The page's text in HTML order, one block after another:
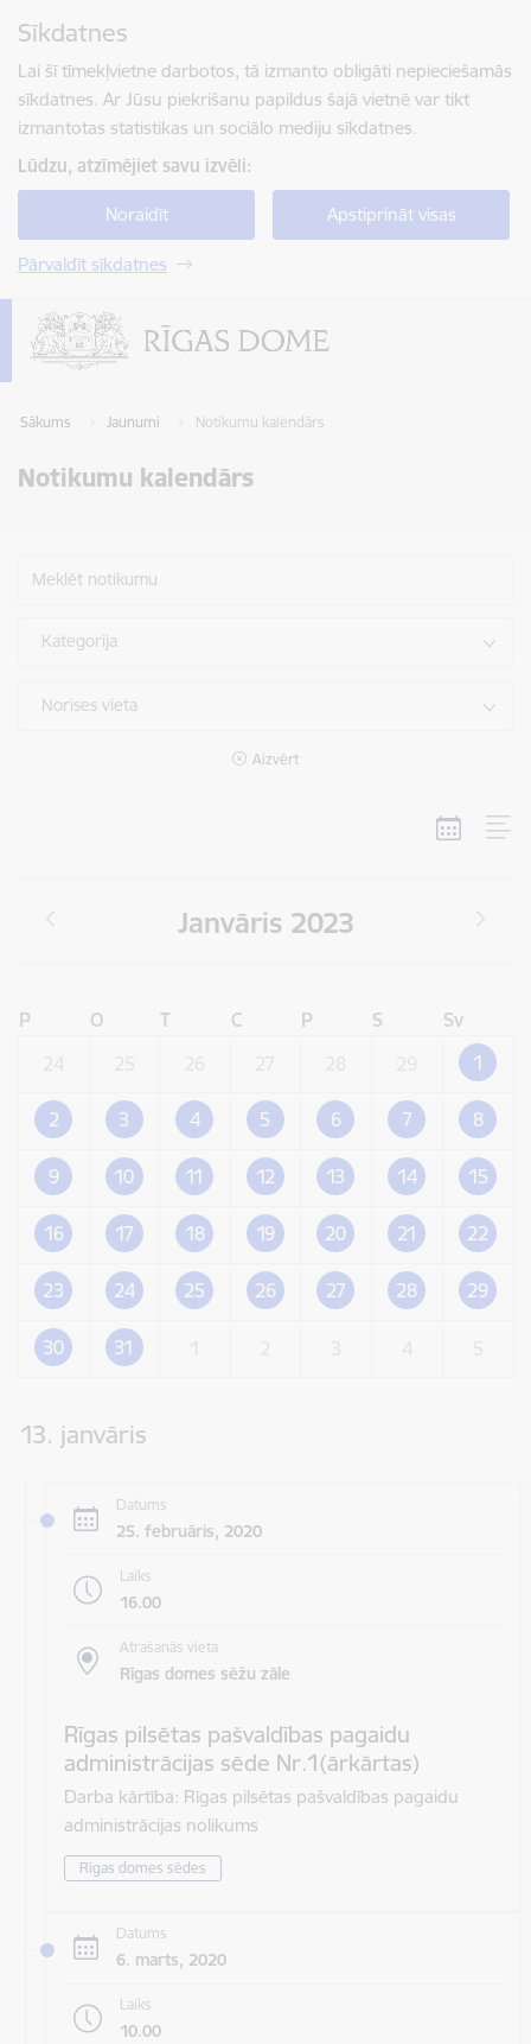
Sīkdatnes
Lai šī tīmekļvietne darbotos, tā izmanto obligāti nepieciešamās
sīkdatnes. Ar Jūsu piekrišanu papildus šajā vietnē var tikt
izmantotas statistikas un sociālo mediju sīkdatnes.
Lūdzu, atzīmējiet savu izvēli:
Noraidīt Apstiprināt visas
Pārvaldīt sīkdatnes
Sākums Jaunumi Notikumu kalendārs
Notikumu kalendārs
Meklēt notikumu
Kategorija
Norises vieta
Aizvērt
Janvāris 2023
P O T C P S
Sv
1
2 3 4 5 6 7 8
9 10 11 12 13 14 15
16 17 18 19 20 21 22
23 24 25 26 27 28 29
30 31
13. janvāris
Datums
25. februāris, 2020
Laiks
16.00
Atrašanās vieta
Rīgas domes sēžu zāle
Rīgas pilsētas pašvaldības pagaidu
administrācijas sēde Nr.1(ārkārtas)
Darba kārtība: Rīgas pilsētas pašvaldības pagaidu
administrācijas nolikums
Rīgas domes sēdes
Datums
6. marts, 2020
Laiks
10.00